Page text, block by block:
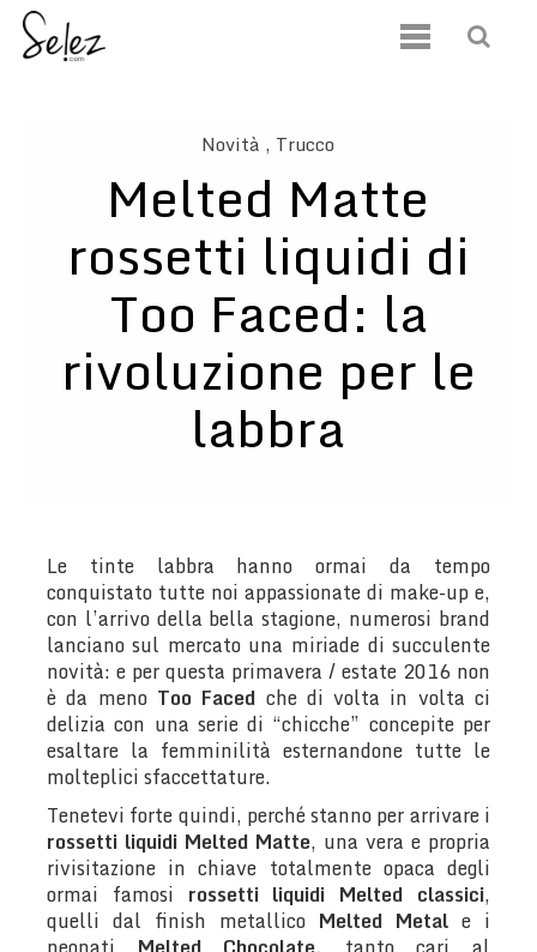
Novità , Trucco
Melted Matte
rossetti liquidi di
Too Faced: la
rivoluzione per le
labbra
Le tinte labbra hanno ormai da tempo
conquistato tutte noi appassionate di make-up e,
con l’arrivo della bella stagione, numerosi brand
lanciano sul mercato una miriade di succulente
novità: e per questa primavera / estate 2016 non
è da meno Too Faced che di volta in volta ci
delizia con una serie di “chicche” concepite per
esaltare la femminilità esternandone tutte le
molteplici sfaccettature.
Tenetevi forte quindi, perché stanno per arrivare i
rossetti liquidi Melted Matte, una vera e propria
rivisitazione in chiave totalmente opaca degli
ormai famosi rossetti liquidi Melted classici,
quelli dal finish metallico Melted Metal e i